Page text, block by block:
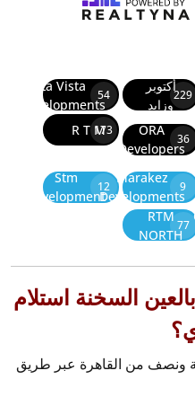
أكتوبر
وزايد
229
La Vista
Developments
54
ORA
Developers
36
R T M
173
Marakez
Developments
9
Stm
Development
12
RTM
NORTH
77
السخنة استلام
ونصف من القاهرة عبر طريق